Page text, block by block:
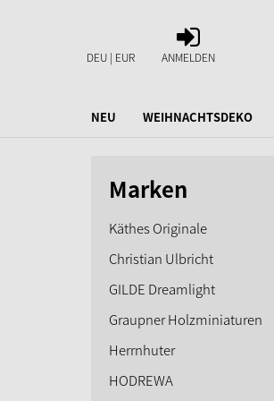
DEU | EUR
ANMELDEN
ANMELDEN
NEU WEIHNACHTSDEKO
Marken
Käthes Originale
Christian Ulbricht
GILDE Dreamlight
Graupner Holzminiaturen
Herrnhuter
HODREWA